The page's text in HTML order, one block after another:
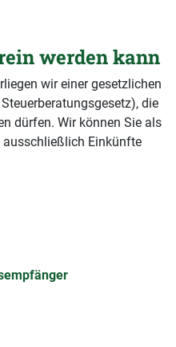
werden kann
wir einer gesetzlichen
die
dürfen. Wir können Sie als
Einkünfte